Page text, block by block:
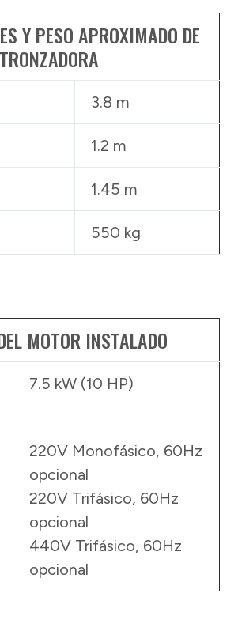
Y PESO APROXIMADO DE
3.8 m
1.2 m
1.45 m
550 kg
MOTOR INSTALADO
7.5 kW (10 HP)
220V Monofásico, 60Hz
opcional
220V Trifásico, 60Hz
opcional
440V Trifásico, 60Hz
opcional